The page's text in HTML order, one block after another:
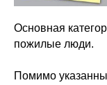
Основная
пожилые люди.
Помимо